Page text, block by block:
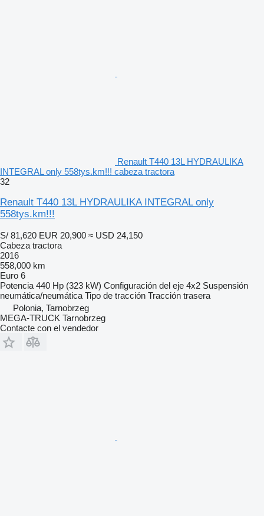
Renault T440 13L HYDRAULIKA
INTEGRAL only 558tys.km!!! cabeza tractora
32
Renault T440 13L HYDRAULIKA INTEGRAL only
558tys.km!!!
S/ 81,620 EUR 20,900 ≈ USD 24,150
Cabeza tractora
2016
558,000 km
Euro 6
Potencia 440 Hp (323 kW) Configuración del eje 4x2 Suspensión
neumática/neumática Tipo de tracción Tracción trasera
Polonia, Tarnobrzeg
MEGA-TRUCK Tarnobrzeg
Contacte con el vendedor